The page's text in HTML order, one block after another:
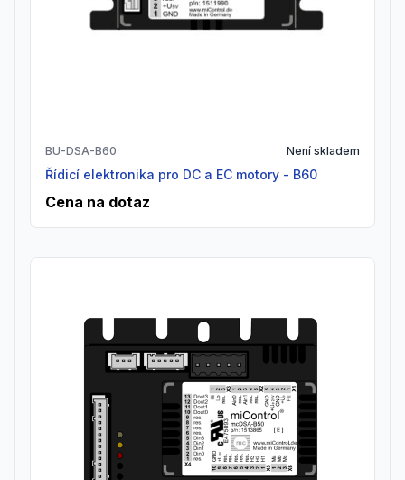
BU-DSA-B60 Není skladem
Řídicí elektronika pro DC a EC motory - B60
Cena na dotaz